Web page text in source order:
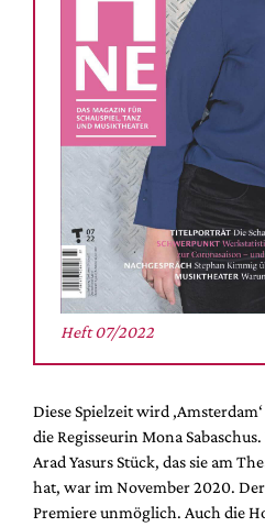
Suche
Heft 07/2022
Diese Spielzeit wird
die Regisseurin Mona
Arad Yasurs Stück, das sie am
hat, war im November 2020.
Premiere unmöglich. Auch die